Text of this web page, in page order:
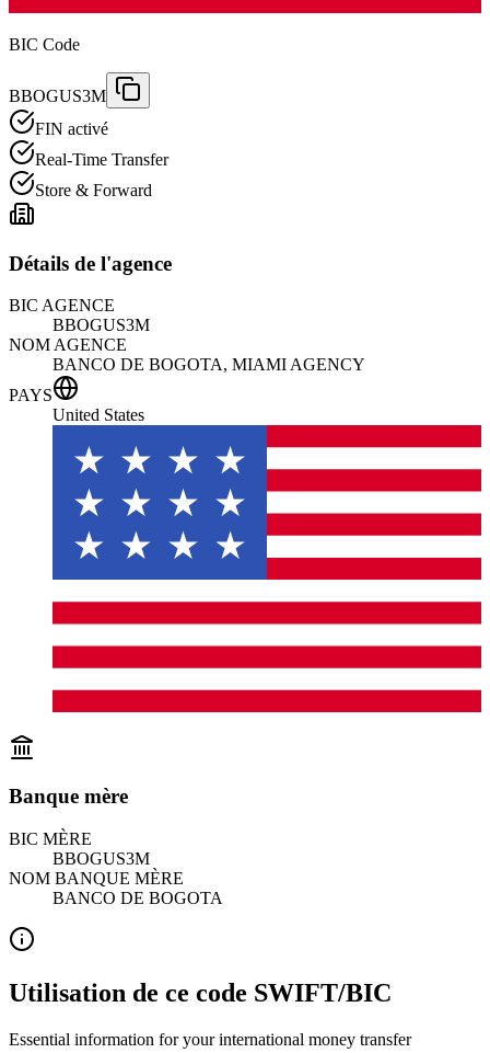
BIC Code
BBOGUS3M
FIN activé
Real-Time Transfer
Store & Forward
Détails de l'agence
BIC AGENCE
BBOGUS3M
NOM AGENCE
BANCO DE BOGOTA, MIAMI AGENCY
PAYS
United States
Banque mère
BIC MÈRE
BBOGUS3M
NOM BANQUE MÈRE
BANCO DE BOGOTA
Utilisation de ce code SWIFT/BIC
Essential information for your international money transfer